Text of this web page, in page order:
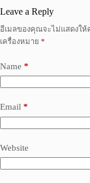
Leave a Reply
อีเมลของคุณจะไม่แสดงใ
เครื่องหมาย *
Name *
Email *
Website